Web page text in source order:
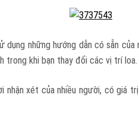
những hướng dẫn có sẵn
trong khi bạn thay đổi các vị trí loa.
xét của nhiều người, có giá